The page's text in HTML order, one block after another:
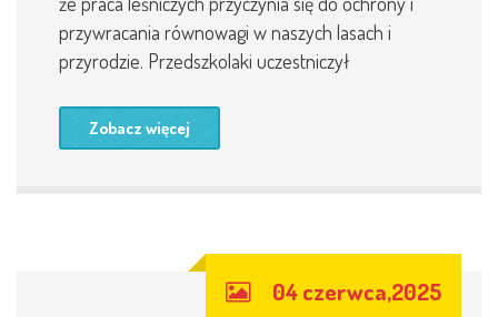
przywracania równowagi w naszych lasach i
przyrodzie. Przedszkolaki uczestniczył
Zobacz więcej
04 czerwca,2025